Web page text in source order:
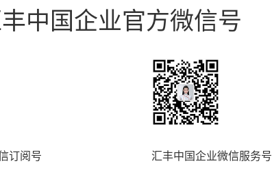
中国企业官方微信号
订阅号 汇丰中国企业微信服务号